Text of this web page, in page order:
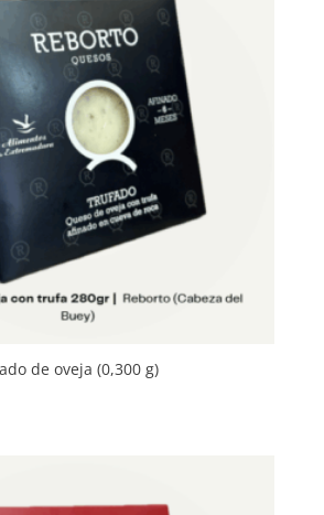
de oveja (0,300 g)